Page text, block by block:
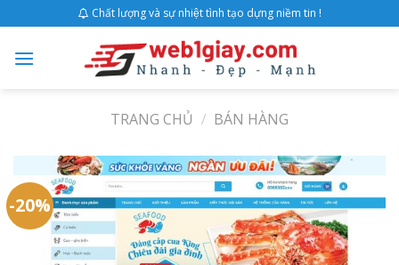
content
Chất lượng và sự nhiệt tình tạo dựng niềm tin !
TRANG CHỦ / BÁN HÀNG
-20%